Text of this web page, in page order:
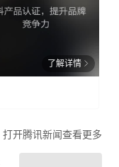
了解详情
打开腾讯新闻查看更多